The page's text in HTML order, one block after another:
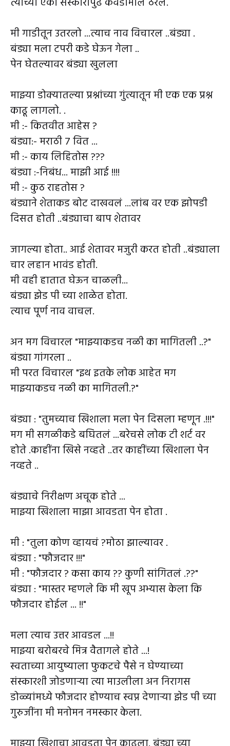
मी गाडीतून उतरलो ...त्याच नाव विचारल ..बंड्या .
बंड्या मला टपरी कडे घेऊन गेला ..
पेन घेतल्यावर बंड्या खुलला
माझ्या डोक्यातल्या प्रश्नांच्या गुंत्यातून मी एक एक प्रश्न
काढू लागलो. .
मी :- कितवीत आहेस ?
बंड्या:- मराठी ७ वित ...
मी :- काय लिहितोस ???
बंड्या :-निबंध... माझी आई !!!!
मी :- कुठ राहतोस ?
बंड्याने शेताकड बोट दाखवलं ...लांब वर एक झोपडी
दिसत होती ..बंड्याचा बाप शेतावर
जागल्या होता.. आई शेतावर मजुरी करत होती ..बंड्याला
चार लहान भावंड होती.
मी वही हातात घेऊन चाळली...
बंड्या झेड पी च्या शाळेत होता.
त्याच पूर्ण नाव वाचल.
अन मग विचारल "माझ्याकडच नळी का मागितली ..?"
बंड्या गांगरला ..
मी परत विचारल "इथ इतके लोक आहेत मग
माझ्याकडच नळी का मागितली.?"
बंड्या : "तुमच्याच खिशाला मला पेन दिसला म्हणून .!!!"
मग मी सगळीकडे बघितलं ...बरेचसे लोक टी शर्ट वर
होते .काहींना खिसे नव्हते ..तर काहींच्या खिशाला पेन
नव्हते ..
बंड्याचे निरीक्षण अचूक होते ...
माझ्या खिशाला माझा आवडता पेन होता .
मी : "तुला कोण व्हायचं ?मोठा झाल्यावर .
बंड्या : "फौजदार !!!"
मी : "फौजदार ? कसा काय ?? कुणी सांगितलं .??"
बंड्या : "मास्तर म्हणले कि मी खूप अभ्यास केला कि
फौजदार होईल ... !!"
मला त्याच उत्तर आवडल ...!!
माझ्या बरोबरचे मित्र वैतागले होते ...!
स्वताच्या आयुष्याला फुकटचे पैसे न घेण्याच्या
संस्कारशी जोडणाऱ्या त्या माउलीला अन निरागस
डोळ्यांमध्ये फौजदार होण्याच स्वप्न देणाऱ्या झेड पी च्या
गुरुजींना मी मनोमन नमस्कार केला.